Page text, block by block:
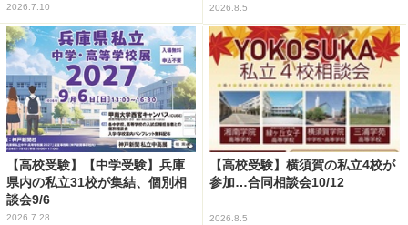
2026.7.10 2026.8.5
【高校受験】【中学受験】兵庫
県内の私立31校が集結、個別相
談会9/6
2026.7.28
【高校受験】横須賀の私立4校が
参加…合同相談会10/12
2026.8.5